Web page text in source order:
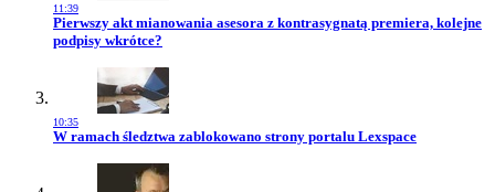
11:39
Przejdź do artykułu:
Pierwszy akt mianowania asesora z kontrasygnatą premiera, kolejne
podpisy wkrótce?
10:35
Przejdź do artykułu:
W ramach śledztwa zablokowano strony portalu Lexspace